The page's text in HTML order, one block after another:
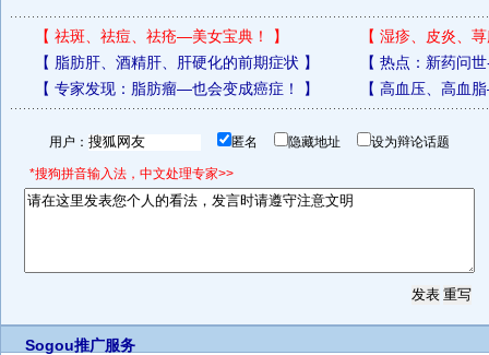
【 祛斑、祛痘、祛疮—美女宝典！ 】 【 湿疹、皮炎、
【 脂肪肝、酒精肝、肝硬化的前期症状 】 【 热点：新药问
【 专家发现：脂肪瘤—也会变成癌症！ 】 【 高血压、高血
用户： 匿名 隐藏地址 设为辩论话题
*搜狗拼音输入法，中文处理专家>>
Sogou推广服务